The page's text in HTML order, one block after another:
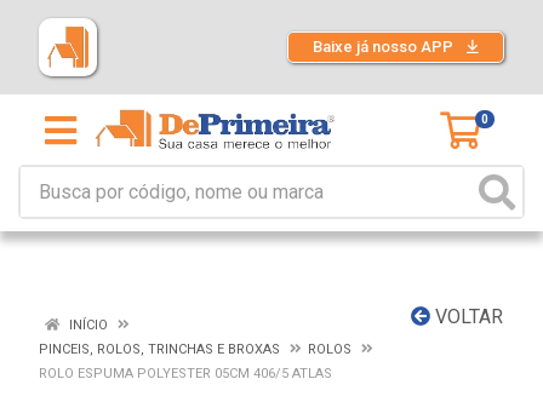
Baixe já nosso APP
0
VOLTAR
INÍCIO
PINCEIS, ROLOS, TRINCHAS E BROXAS
ROLOS
ROLO ESPUMA POLYESTER 05CM 406/5 ATLAS